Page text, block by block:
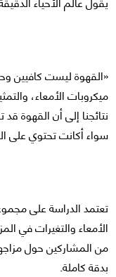
«القهوة ليست كافيين
ميكروبات الأمعاء،
نتائجنا إلى أن القهوة
سواء أكانت تحتوي على
تعتمد الدراسة على
الأمعاء والتغيرات في
من المشاركين حول
بدقة كاملة.